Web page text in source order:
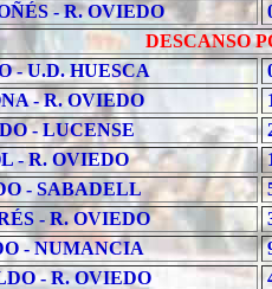
- R. OVIEDO
DESCANSO
- U.D. HUESCA
- R. OVIEDO
- LUCENSE
- R. OVIEDO
- SABADELL
- R. OVIEDO
- NUMANCIA
- R. OVIEDO